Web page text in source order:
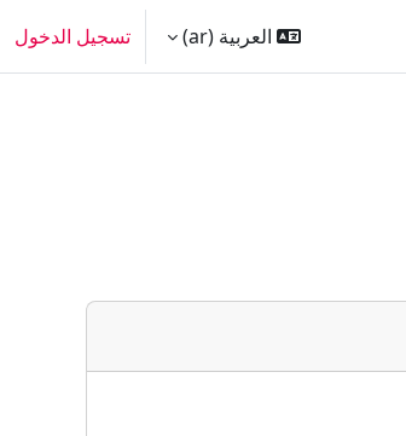
العربية ‎(ar)‎ تسجيل الدخول